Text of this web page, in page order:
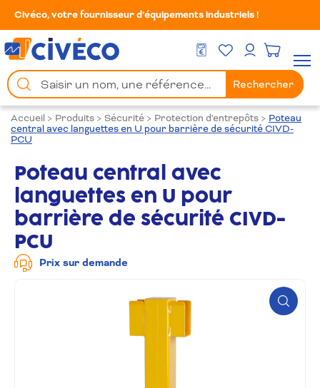
Civéco, votre fournisseur d’équipements industriels !
DEVIS GRATUIT
Mes FavorisMon compte
Chercher
un
produit
Rechercher
Accueil > Produits > Sécurité > Protection d'entrepôts > Poteau
central avec languettes en U pour barrière de sécurité CIVD-
PCU
Poteau central avec
languettes en U pour
barrière de sécurité CIVD-
PCU
Prix sur demande
Zoom